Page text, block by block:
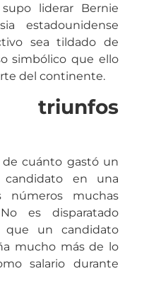
liderar Bernie
estadounidense
sea tildado de
simbólico que ello
del continente.
triunfos
de cuánto gastó un
en una
números muchas
es disparatado
que un candidato
mucho más de lo
salario durante